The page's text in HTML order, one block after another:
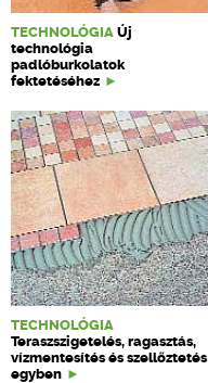
TECHNOLÓGIA Új
technológia
padlóburkolatok
fektetéséhez
TECHNOLÓGIA
Teraszszigetelés, ragasztás,
vízmentesítés és szellőztetés
egyben